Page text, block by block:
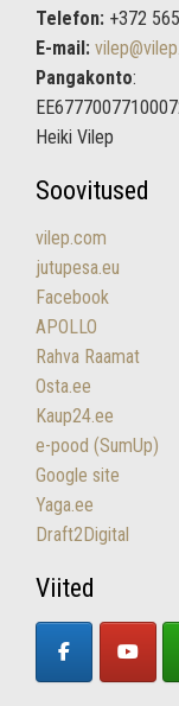
Telefon: +372
E-mail:
Pangakonto:
Heiki Vilep
Soovitused
vilep.com
jutupesa.eu
Facebook
APOLLO
Rahva Raamat
Osta.ee
Kaup24.ee
e-pood (SumUp)
Google site
Yaga.ee
Draft2Digital
Viited